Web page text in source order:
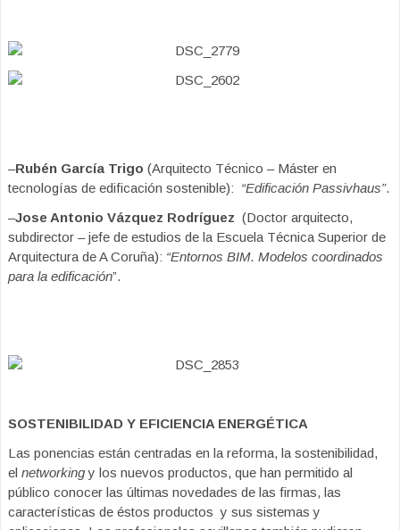
–Rubén García Trigo (Arquitecto Técnico – Máster en
tecnologías de edificación sostenible): “Edificación Passivhaus”.
–Jose Antonio Vázquez Rodríguez (Doctor arquitecto,
subdirector – jefe de estudios de la Escuela Técnica Superior de
Arquitectura de A Coruña): “Entornos BIM. Modelos coordinados
para la edificación”.
SOSTENIBILIDAD Y EFICIENCIA ENERGÉTICA
Las ponencias están centradas en la reforma, la sostenibilidad,
el networkingy los nuevos productos, que han permitido al
público conocer las últimas novedades de las firmas, las
características de éstos productos y sus sistemas y